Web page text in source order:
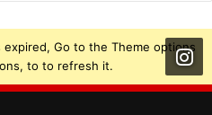
expired, Go to the Theme options
to to refresh it.